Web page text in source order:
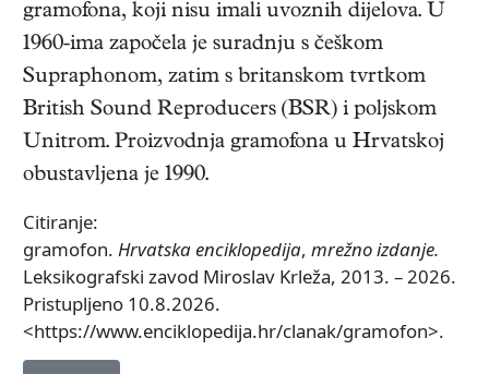
gramofona, koji nisu imali uvoznih dijelova. U
1960-ima započela je suradnju s češkom
Supraphonom, zatim s britanskom tvrtkom
British Sound Reproducers (BSR) i poljskom
Unitrom. Proizvodnja gramofona u Hrvatskoj
obustavljena je 1990.
Citiranje:
gramofon. Hrvatska enciklopedija, mrežno izdanje.
Leksikografski zavod Miroslav Krleža, 2013. – 2026.
Pristupljeno 10.8.2026.
<https://www.enciklopedija.hr/clanak/gramofon>.